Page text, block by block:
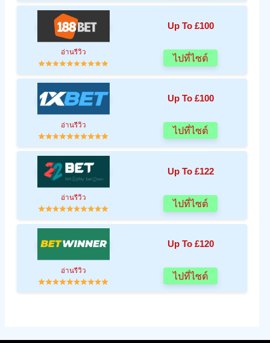
Up To £100
อ่านรีวิว
ไปที่ไซต์
Up To £100
อ่านรีวิว
ไปที่ไซต์
Up To £122
อ่านรีวิว
ไปที่ไซต์
Up To £120
อ่านรีวิว
ไปที่ไซต์